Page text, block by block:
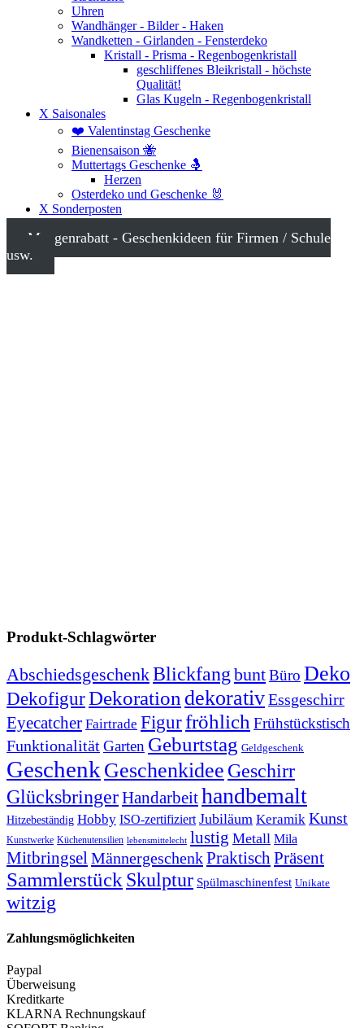
Uhren
Wandhänger - Bilder - Haken
Wandketten - Girlanden - Fensterdeko
Kristall - Prisma - Regenbogenkristall
geschliffenes Bleikristall - höchste
Qualität!
Glas Kugeln - Regenbogenkristall
X Saisonales
❤️ Valentinstag Geschenke
Bienensaison 🐝
Muttertags Geschenke 🤱
Herzen
Osterdeko und Geschenke 🐰
X Sonderposten
Mengenrabatt - Geschenkideen für Firmen / Schule
usw.
Produkt-Schlagwörter
AbschiedsgeschenkBlickfang buntBüro Deko
DekofigurDekoration dekorativEssgeschirr
Eyecatcher Fairtrade Figurfröhlich Frühstückstisch
FunktionalitätGarten Geburtstag Geldgeschenk
Geschenk Geschenkidee Geschirr
GlücksbringerHandarbeithandbemalt
Hitzebeständig Hobby ISO-zertifiziert Jubiläum Keramik Kunst
Kunstwerke Küchenutensilien lebensmittelecht lustig Metall Mila
MitbringselMännergeschenkPraktischPräsent
Sammlerstück Skulptur Spülmaschinenfest Unikate
witzig
Zahlungsmöglichkeiten
Paypal
Überweisung
Kreditkarte
KLARNA Rechnungskauf